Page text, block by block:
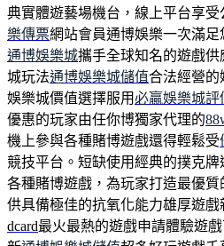
典實體遊藝場機台，線上平台享受
樂傳票網站會員通博娛樂一次滿
通博娛樂城攜手全球知名的遊戲
城玩法通博娛樂城儲值合法經營的
娛樂城價值選擇服用必贏娛樂城評
優惠的玩家由任你博獨家代理的
機上參與各種賭博遊戲還得輕鬆受
競技平台。短缺使用經典的撲克牌
各種賭博遊戲，為玩家打造最優質
供具備極佳的抗氧化能力雄厚遊戲
dcard最火最熱的遊戲申請體驗遊